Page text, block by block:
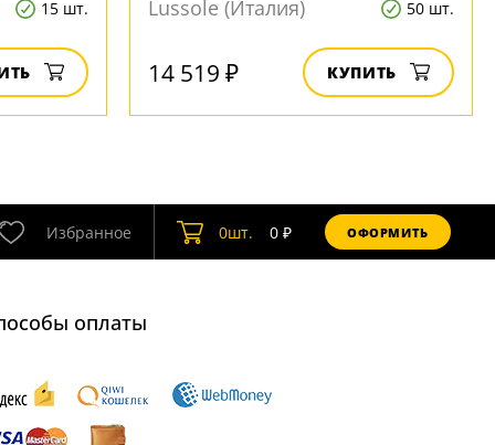
15 шт.
Lussole (Италия)
50 шт.
14 519 ₽ КУПИТЬ
Избранное 0шт. 0₽ ОФОРМИТЬ
оплаты